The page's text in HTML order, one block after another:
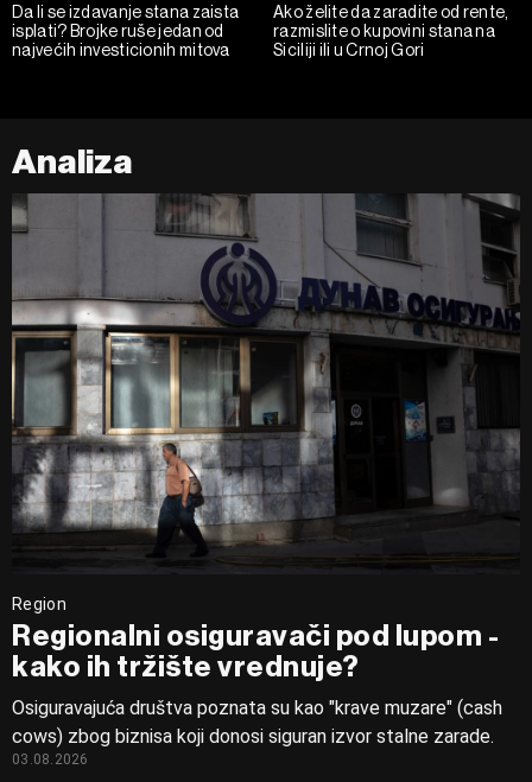
Da li se izdavanje stana zaista
isplati? Brojke ruše jedan od
najvećih investicionih mitova
Ako želite da zaradite od rente,
razmislite o kupovini stana na
Siciliji ili u Crnoj Gori
Analiza
Region
Regionalni osiguravači pod lupom -
kako ih tržište vrednuje?
Osiguravajuća društva poznata su kao "krave muzare" (cash
cows) zbog biznisa koji donosi siguran izvor stalne zarade.
03.08.2026